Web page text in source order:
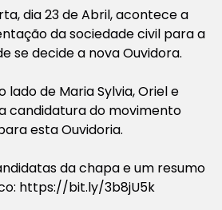
dia 23 de Abril, acontece a
da sociedade civil para a
se decide a nova Ouvidora.
lado de Maria Sylvia, Oriel e
candidatura do movimento
esta Ouvidoria.
da chapa e um resumo
https://bit.ly/3b8jU5k